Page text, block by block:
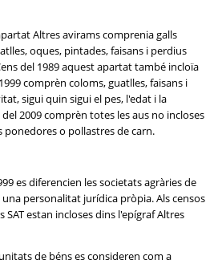
Altres avirams comprenia galls
oques, pintades, faisans i perdius
del 1989 aquest apartat també incloïa
comprèn coloms, guatlles, faisans i
sigui quin sigui el pes, l'edat i la
2009 comprèn totes les aus no incloses
ponedores o pollastres de carn.
es diferencien les societats agràries de
personalitat jurídica pròpia. Als censos
SAT estan incloses dins l'epígraf Altres
de béns es consideren com a